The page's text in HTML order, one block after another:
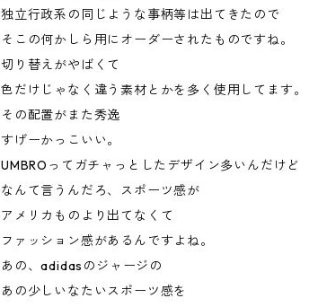
独立行政系の同じような事柄等は出てきたので
そこの何かしら用にオーダーされたものですね。
切り替えがやばくて
色だけじゃなく違う素材とかを多く使用してます。
その配置がまた秀逸
すげーかっこいい。
UMBROってガチャっとしたデザイン多いんだけど
なんて言うんだろ、スポーツ感が
アメリカものより出てなくて
ファッション感があるんですよね。
あの、adidasのジャージの
あの少しいなたいスポーツ感を